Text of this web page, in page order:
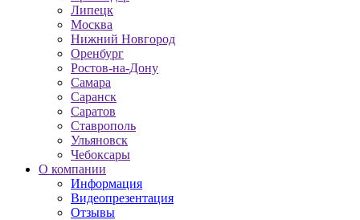
Липецк
Москва
Нижний Новгород
Оренбург
Ростов-на-Дону
Самара
Саранск
Саратов
Ставрополь
Ульяновск
Чебоксары
О компании
Информация
Видеопрезентация
Отзывы